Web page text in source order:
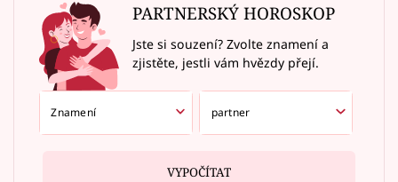
PARTNERSKÝ HOROSKOP
Jste si souzení? Zvolte znamení a
zjistěte, jestli vám hvězdy přejí.
VYPOČÍTAT